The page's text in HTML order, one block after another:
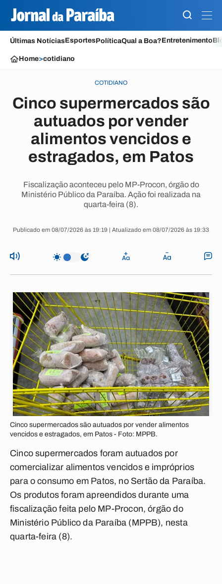
Últimas NotíciasEsportesPolíticaQual a Boa?Entretenimento
Home>cotidiano
COTIDIANO
Cinco supermercados são
autuados por vender
alimentos vencidos e
estragados, em Patos
Fiscalização aconteceu pelo MP-Procon, órgão do
Ministério Público da Paraíba. Ação foi realizada na
quarta-feira (8).
Publicado em 08/07/2026 às 19:19 | Atualizado em 08/07/2026 às 19:33
Cinco supermercados são autuados por vender alimentos
vencidos e estragados, em Patos - Foto: MPPB.
Cinco supermercados foram autuados por
comercializar alimentos vencidos e impróprios
para o consumo em Patos, no Sertão da Paraíba.
Os produtos foram apreendidos durante uma
fiscalização feita pelo MP-Procon, órgão do
Ministério Público da Paraíba (MPPB), nesta
quarta-feira (8).